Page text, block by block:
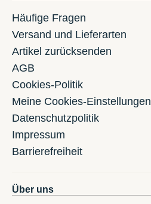
Häufige Fragen
Versand und Lieferarten
Artikel zurücksenden
AGB
Cookies-Politik
Meine Cookies-Einstellungen
Datenschutzpolitik
Impressum
Barrierefreiheit
Über uns